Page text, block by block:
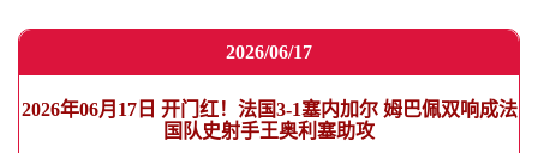
2026/06/17
2026年06月17日 开门红！法国3-1塞内加尔 姆巴佩双响成法
国队史射手王奥利塞助攻